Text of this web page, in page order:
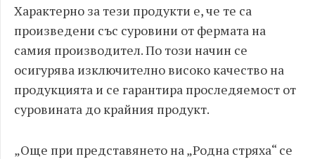
Характерно за тези продукти е, че те са
произведени със суровини от фермата на
самия производител. По този начин се
осигурява изключително високо качество на
продукцията и се гарантира проследяемост от
суровината до крайния продукт.
„Още при представянето на „Родна стряха“ се